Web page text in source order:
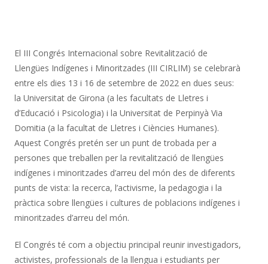
El III Congrés Internacional sobre Revitalització de
Llengües Indígenes i Minoritzades (III CIRLIM) se celebrarà
entre els dies 13 i 16 de setembre de 2022 en dues seus:
la Universitat de Girona (a les facultats de Lletres i
d’Educació i Psicologia) i la Universitat de Perpinyà Via
Domitia (a la facultat de Lletres i Ciències Humanes).
Aquest Congrés pretén ser un punt de trobada per a
persones que treballen per la revitalització de llengües
indígenes i minoritzades d’arreu del món des de diferents
punts de vista: la recerca, l’activisme, la pedagogia i la
pràctica sobre llengües i cultures de poblacions indígenes i
minoritzades d’arreu del món.
El Congrés té com a objectiu principal reunir investigadors,
activistes, professionals de la llengua i estudiants per